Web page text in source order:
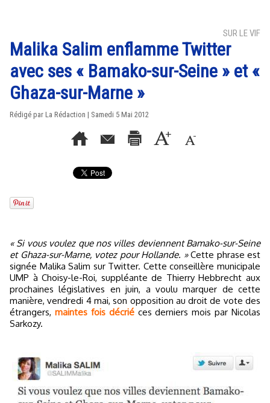
SUR LE VIF
Malika Salim enflamme Twitter
avec ses « Bamako-sur-Seine » et «
Ghaza-sur-Marne »
Rédigé par La Rédaction | Samedi 5 Mai 2012
« Si vous voulez que nos villes deviennent Bamako-sur-Seine
et Ghaza-sur-Marne, votez pour Hollande. »Cette phrase est
signée Malika Salim sur Twitter. Cette conseillère municipale
UMP à Choisy-le-Roi, suppléante de Thierry Hebbrecht aux
prochaines législatives en juin, a voulu marquer de cette
manière, vendredi 4 mai, son opposition au droit de vote des
étrangers, maintes fois décriéces derniers mois par Nicolas
Sarkozy.